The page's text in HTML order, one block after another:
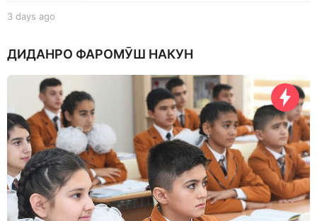
3 days ago
y
a
g
o
ДИДАНРО ФАРОМӮШ НАКУН